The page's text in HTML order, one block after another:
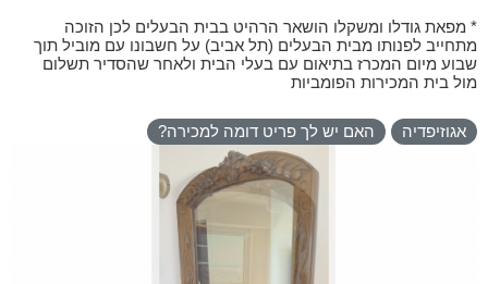
* מפאת גודלו ומשקלו הושאר הרהיט בבית הבעלים לכן הזוכה
מתחייב לפנותו מבית הבעלים (תל אביב) על חשבונו עם מוביל תוך
שבוע מיום המכרז בתיאום עם בעלי הבית ולאחר שהסדיר תשלום
מול בית המכירות הפומביות
אגוזיפדיה האם יש לך פריט דומה למכירה?